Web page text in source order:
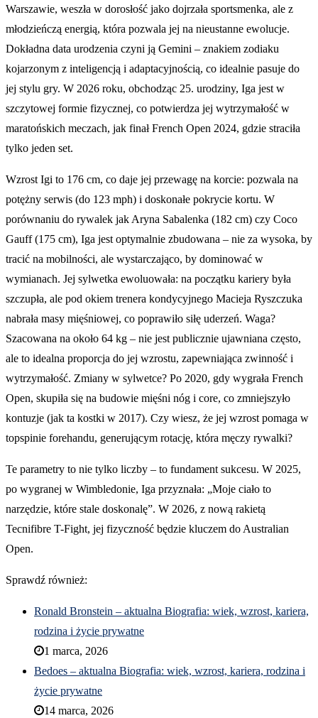
Warszawie, weszła w dorosłość jako dojrzała sportsmenka, ale z
młodzieńczą energią, która pozwala jej na nieustanne ewolucje.
Dokładna data urodzenia czyni ją Gemini – znakiem zodiaku
kojarzonym z inteligencją i adaptacyjnością, co idealnie pasuje do
jej stylu gry. W 2026 roku, obchodząc 25. urodziny, Iga jest w
szczytowej formie fizycznej, co potwierdza jej wytrzymałość w
maratońskich meczach, jak finał French Open 2024, gdzie straciła
tylko jeden set.
Wzrost Igi to 176 cm, co daje jej przewagę na korcie: pozwala na
potężny serwis (do 123 mph) i doskonałe pokrycie kortu. W
porównaniu do rywalek jak Aryna Sabalenka (182 cm) czy Coco
Gauff (175 cm), Iga jest optymalnie zbudowana – nie za wysoka, by
tracić na mobilności, ale wystarczająco, by dominować w
wymianach. Jej sylwetka ewoluowała: na początku kariery była
szczupła, ale pod okiem trenera kondycyjnego Macieja Ryszczuka
nabrała masy mięśniowej, co poprawiło siłę uderzeń. Waga?
Szacowana na około 64 kg – nie jest publicznie ujawniana często,
ale to idealna proporcja do jej wzrostu, zapewniająca zwinność i
wytrzymałość. Zmiany w sylwetce? Po 2020, gdy wygrała French
Open, skupiła się na budowie mięśni nóg i core, co zmniejszyło
kontuzje (jak ta kostki w 2017). Czy wiesz, że jej wzrost pomaga w
topspinie forehandu, generującym rotację, która męczy rywalki?
Te parametry to nie tylko liczby – to fundament sukcesu. W 2025,
po wygranej w Wimbledonie, Iga przyznała: „Moje ciało to
narzędzie, które stale doskonalę”. W 2026, z nową rakietą
Tecnifibre T-Fight, jej fizyczność będzie kluczem do Australian
Open.
Sprawdź również:
Ronald Bronstein – aktualna Biografia: wiek, wzrost, kariera,
rodzina i życie prywatne
1 marca, 2026
Bedoes – aktualna Biografia: wiek, wzrost, kariera, rodzina i
życie prywatne
14 marca, 2026